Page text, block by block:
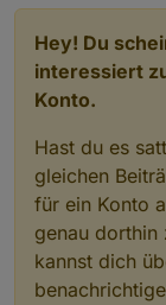
Hey! Du
interessiert
Konto.
Hast du es
gleichen
für ein Konto
genau
kannst dich